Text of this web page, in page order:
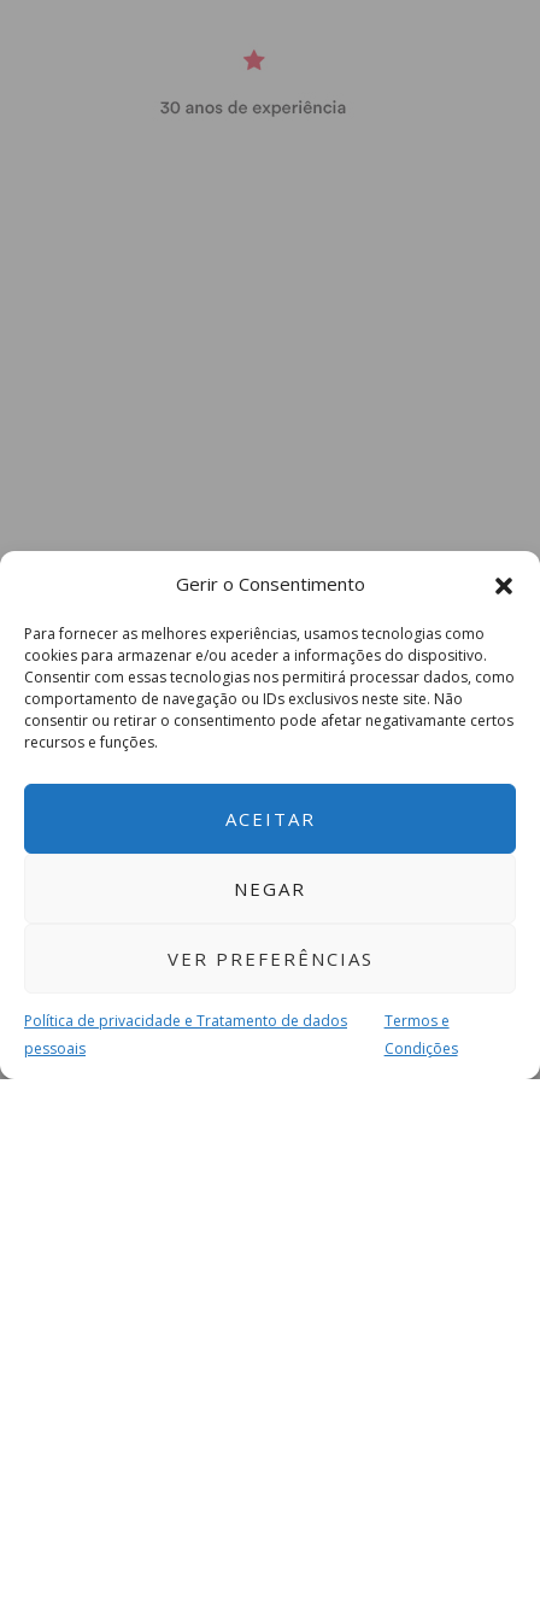
Gerir o Consentimento
Para fornecer as melhores experiências, usamos tecnologias como
cookies para armazenar e/ou aceder a informações do dispositivo.
Consentir com essas tecnologias nos permitirá processar dados, como
comportamento de navegação ou IDs exclusivos neste site. Não
consentir ou retirar o consentimento pode afetar negativamante certos
recursos e funções.
ACEITAR
NEGAR
VER PREFERÊNCIAS
Política de privacidade e Tratamento de dados
pessoais
Termos e
Condições